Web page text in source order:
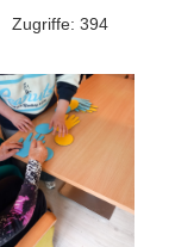
Zugriffe: 394